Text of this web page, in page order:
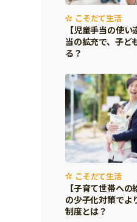
こそだて生活
【児童手当の使
当の拡充で、子ど
る？
こそだて生活
【子育て世帯へ
の少子化対策でよ
制度とは？